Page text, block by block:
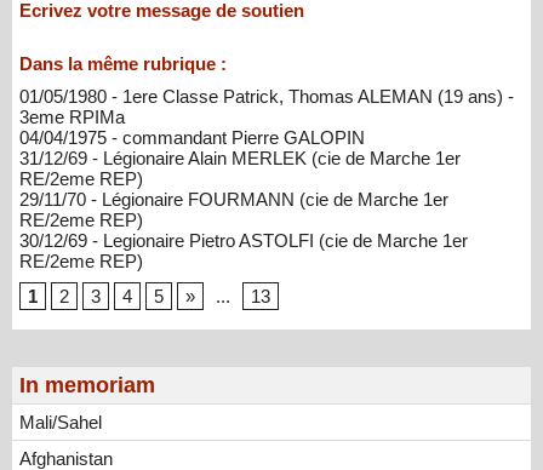
In memoriam
Mali/Sahel
Afghanistan
Ecrivez votre message de soutien
Dans la même rubrique :
01/05/1980 - 1ere Classe Patrick, Thomas ALEMAN (19 ans) -
3eme RPIMa
04/04/1975 - commandant Pierre GALOPIN
31/12/69 - Légionaire Alain MERLEK (cie de Marche 1er
RE/2eme REP)
29/11/70 - Légionaire FOURMANN (cie de Marche 1er
RE/2eme REP)
30/12/69 - Legionaire Pietro ASTOLFI (cie de Marche 1er
RE/2eme REP)
1
2 3 4 5 » ... 13